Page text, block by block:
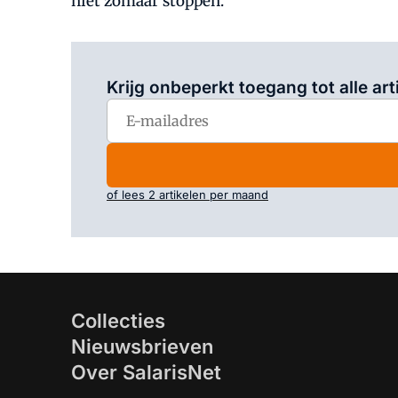
Krijg onbeperkt toegang tot alle
of lees 2 artikelen per maand
Collecties
Nieuwsbrieven
Over SalarisNet